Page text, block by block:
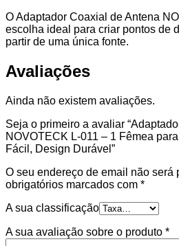
O Adaptador Coaxial de Antena
escolha ideal para criar pontos de
partir de uma única fonte.
Avaliações
Ainda não existem avaliações.
Seja o primeiro a avaliar
NOVOTECK L-011 – 1 Fêmea
Fácil, Design Durável”
O seu endereço de email não será
obrigatórios marcados com *
A sua classificação
A sua avaliação sobre o produto *